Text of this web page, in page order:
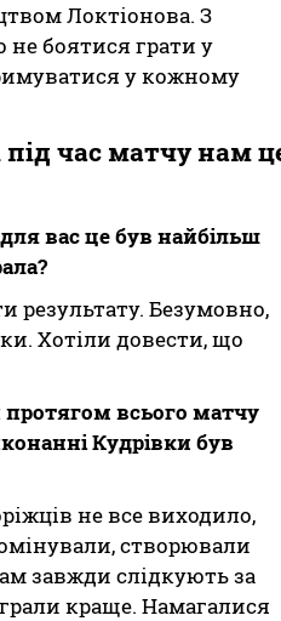
Локтіонова. З
боятися грати у
у кожному
під час матчу нам
вас це був найбільш
результату. Безумовно,
Хотіли довести, що
протягом всього матчу
Кудрівки був
не все виходило,
створювали
завжди слідкують за
краще. Намагалися